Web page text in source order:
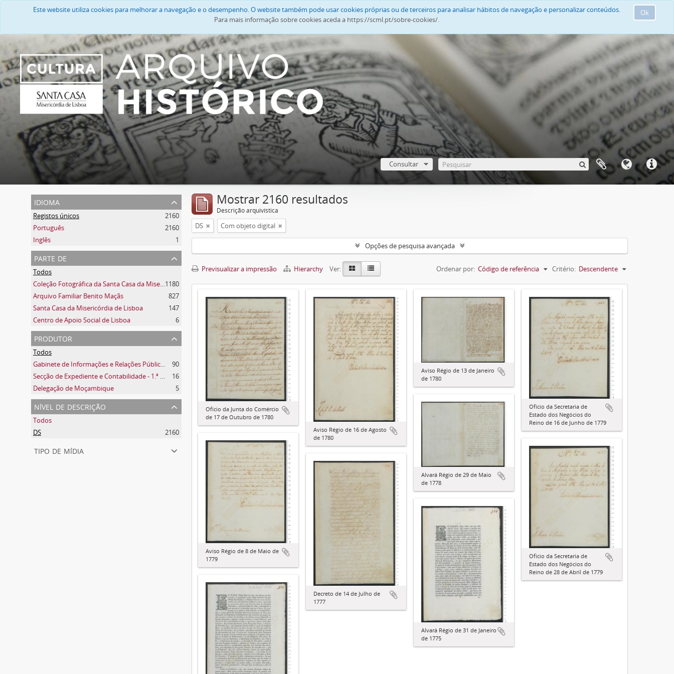
Ok
Este website utiliza cookies para melhorar a navegação e o desempenho. O website também pode usar cookies próprias ou de terceiros para analisar hábitos de navegação e personalizar conteúdos.
Para mais informação sobre cookies aceda a https://scml.pt/sobre-cookies/.
Consultar
idioma
Registos únicos
2160
Português
2160
Inglês
1
parte de
Todos
Coleção Fotográfica da Santa Casa da Misericórdia de Lisboa1180
Arquivo Familiar Benito Maçãs
827
Santa Casa da Misericórdia de Lisboa
147
Centro de Apoio Social de Lisboa
6
produtor
Todos
Gabinete de Informações e Relações Públicas
90
Secção de Expediente e Contabilidade - 1.ª secção
16
Delegação de Moçambique
5
nível de descrição
Todos
DS
2160
tipo de mídia
Mostrar 2160 resultados
Descrição arquivística
DS Com objeto digital
Opções de pesquisa avançada
Previsualizar a impressão Hierarchy Ver: Ordenar por: Código de referência Critério: Descendente
Ofício da Junta do Comércio
de 17 de Outubro de 1780
Aviso Régio de 16 de Agosto
de 1780
Aviso Régio de 13 de Janeiro
de 1780
Ofício da Secretaria de
Estado dos Negócios do
Reino de 16 de Junho de 1779
Alvará Régio de 29 de Maio
de 1778
Aviso Régio de 8 de Maio de
1779
Ofício da Secretaria de
Estado dos Negócios do
Reino de 28 de Abril de 1779
Decreto de 14 de Julho de
1777
Alvará Régio de 31 de Janeiro
de 1775